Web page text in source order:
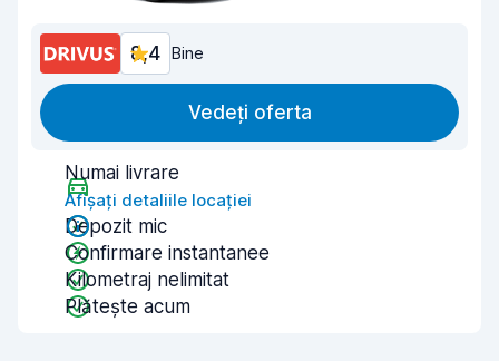
8,4 Bine
Vedeți oferta
Numai livrare
Afișați detaliile locației
Depozit mic
Confirmare instantanee
Kilometraj nelimitat
Plătește acum